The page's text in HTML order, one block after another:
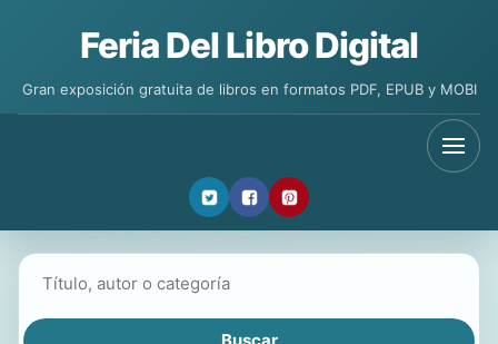
Feria Del Libro Digital
Gran exposición gratuita de libros en formatos PDF, EPUB y MOBI